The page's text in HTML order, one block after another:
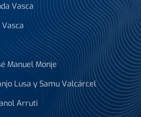
Vasca
Manuel Monje
Lusa y Samu Valcárcel
Arruti